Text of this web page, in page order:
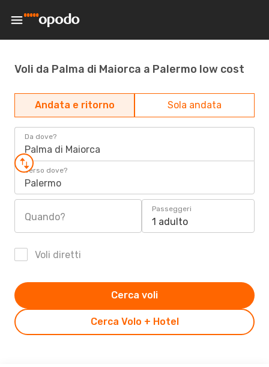
Voli da Palma di Maiorca a Palermo low cost
Andata e ritorno Sola andata
Da dove?
Palma di Maiorca
Verso dove?
Palermo
Quando?
Passeggeri
1 adulto
Voli diretti
Cerca Volo + Hotel
Cerca voli